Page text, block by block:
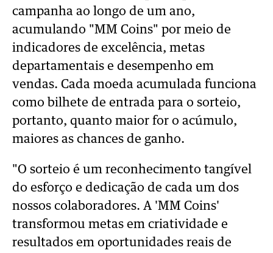
campanha ao longo de um ano,
acumulando "MM Coins" por meio de
indicadores de excelência, metas
departamentais e desempenho em
vendas. Cada moeda acumulada funciona
como bilhete de entrada para o sorteio,
portanto, quanto maior for o acúmulo,
maiores as chances de ganho.
"O sorteio é um reconhecimento tangível
do esforço e dedicação de cada um dos
nossos colaboradores. A 'MM Coins'
transformou metas em criatividade e
resultados em oportunidades reais de